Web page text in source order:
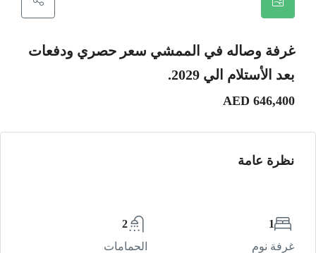
غرفة وصاله في الممشي سعر حصري ودفعات
بعد الأستلام الي 2029.
AED 646,400
نظرة عامة
1
غرفة نوم
2
الحمامات